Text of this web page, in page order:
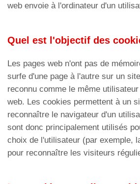
web envoie à l'ordinateur d'un
Quel est l'objectif des
Les pages web n'ont pas de
surfe d'une page à l'autre sur un
reconnu comme le même
web. Les cookies permettent à un
reconnaître le navigateur d'un
sont donc principalement utilisés
choix de l'utilisateur (par exemple,
pour reconnaître les visiteurs